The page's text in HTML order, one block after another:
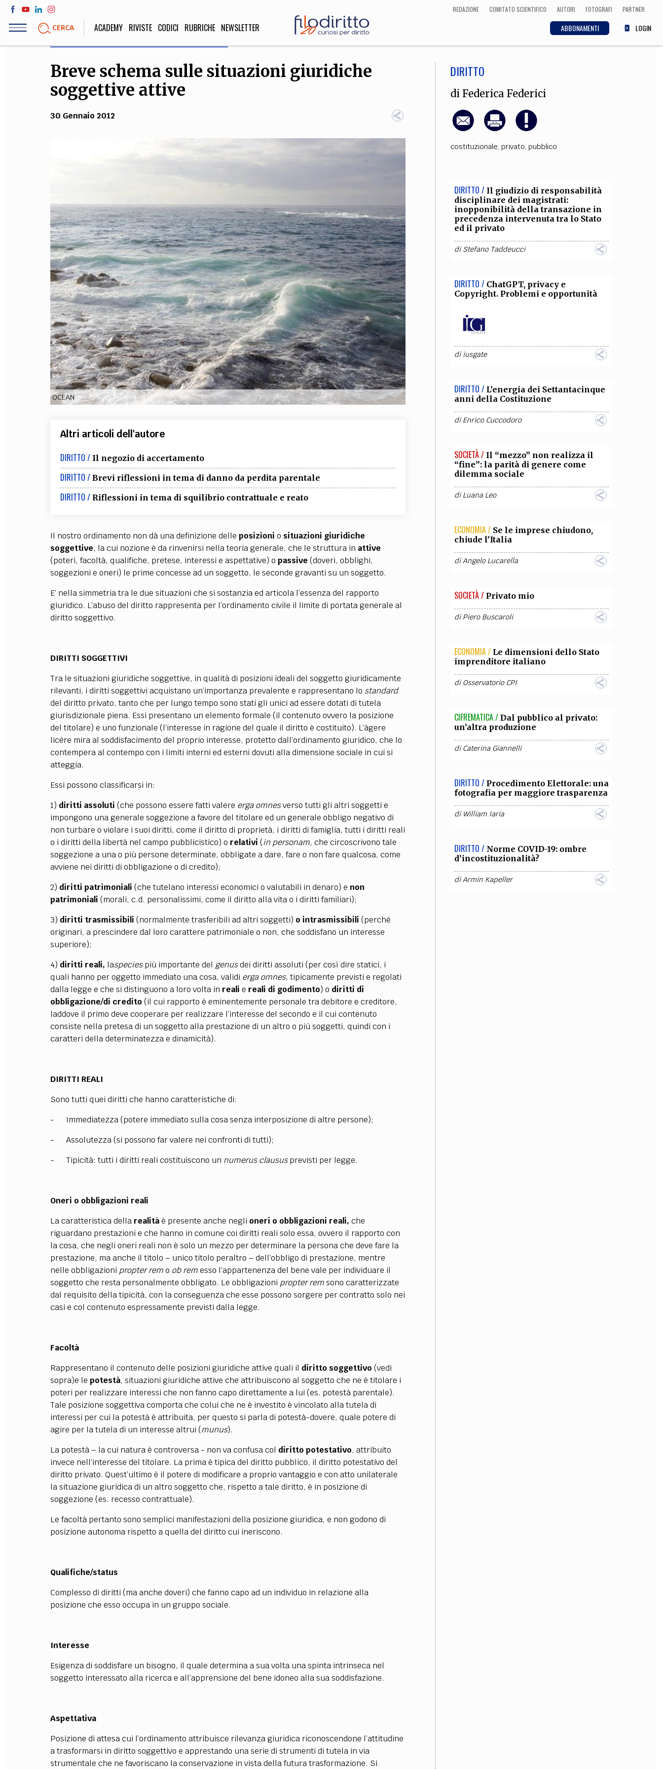
Salta
contenuto
REDAZIONE COMITATO SCIENTIFICO AUTORI FOTOGRAFI PARTNER
CERCA ABBONAMENTI LOGIN
ACADEMY RIVISTE CODICI RUBRICHE NEWSLETTER
LIFE STYLE
Sport, Cucina, Viaggi,
SOCIETÀ
Politica, Attualità,
ECONOMIA
STORIA E FILOSOFIA INNOVAZIONE
Arte, Cinema, Musica,
TEAM
FILODIRITTO REDAZIONE COMITATO SCIENTIFICO AUTORI CURATORI FOTOGRAFI COLLABORA CON NOI
EXTRA
CODICI RUBRICHE LIBRI PROCEEDINGS PUBBLICITÀ CONTATTI
SOCIAL MEDIA
Breve schema sulle situazioni giuridiche
soggettive attive
30 Gennaio 2012
OCEAN
Altri articoli dell'autore
DIRITTO / Il negozio di accertamento
DIRITTO / Brevi riflessioni in tema di danno da perdita parentale
DIRITTO / Riflessioni in tema di squilibrio contrattuale e reato
Il nostro ordinamento non dà una definizione delle posizioni o situazioni giuridiche
soggettive, la cui nozione è da rinvenirsi nella teoria generale, che le struttura in attive
(poteri, facoltà, qualifiche, pretese, interessi e aspettative) o passive (doveri, obblighi,
soggezioni e oneri) le prime concesse ad un soggetto, le seconde gravanti su un soggetto.
E’ nella simmetria tra le due situazioni che si sostanzia ed articola l’essenza del rapporto
giuridico. L’abuso del diritto rappresenta per l’ordinamento civile il limite di portata generale al
diritto soggettivo.
DIRITTI SOGGETTIVI
Tra le situazioni giuridiche soggettive, in qualità di posizioni ideali del soggetto giuridicamente
rilevanti, i diritti soggettivi acquistano un’importanza prevalente e rappresentano lo standard
del diritto privato, tanto che per lungo tempo sono stati gli unici ad essere dotati di tutela
giurisdizionale piena. Essi presentano un elemento formale (il contenuto ovvero la posizione
del titolare) e uno funzionale (l’interesse in ragione del quale il diritto è costituito). L’àgere
licére mira al soddisfacimento del proprio interesse, protetto dall’ordinamento giuridico, che lo
contempera al contempo con i limiti interni ed esterni dovuti alla dimensione sociale in cui si
atteggia.
Essi possono classificarsi in:
1) diritti assoluti (che possono essere fatti valere erga omnesverso tutti gli altri soggetti e
impongono una generale soggezione a favore del titolare ed un generale obbligo negativo di
non turbare o violare i suoi diritti, come il diritto di proprietà, i diritti di famiglia, tutti i diritti reali
o i diritti della libertà nel campo pubblicistico) o relativi (in personam, che circoscrivono tale
soggezione a una o più persone determinate, obbligate a dare, fare o non fare qualcosa, come
avviene nei diritti di obbligazione o di credito);
2) diritti patrimoniali (che tutelano interessi economici o valutabili in denaro) e non
patrimoniali (morali, c.d. personalissimi, come il diritto alla vita o i diritti familiari);
3) diritti trasmissibili (normalmente trasferibili ad altri soggetti) o intrasmissibili (perché
originari, a prescindere dal loro carattere patrimoniale o non, che soddisfano un interesse
superiore);
4) diritti reali, laspeciespiù importante del genusdei diritti assoluti (per così dire statici, i
quali hanno per oggetto immediato una cosa, validi erga omnes, tipicamente previsti e regolati
dalla legge e che si distinguono a loro volta in reali e reali di godimento) o diritti di
obbligazione/di credito (il cui rapporto è eminentemente personale tra debitore e creditore,
laddove il primo deve cooperare per realizzare l’interesse del secondo e il cui contenuto
consiste nella pretesa di un soggetto alla prestazione di un altro o più soggetti, quindi con i
caratteri della determinatezza e dinamicità).
DIRITTI REALI
Sono tutti quei diritti che hanno caratteristiche di:
- Immediatezza (potere immediato sulla cosa senza interposizione di altre persone);
- Assolutezza (si possono far valere nei confronti di tutti);
- Tipicità: tutti i diritti reali costituiscono un numerus claususprevisti per legge.
Oneri o obbligazioni reali
La caratteristica della realitàè presente anche negli oneri o obbligazioni reali, che
riguardano prestazioni e che hanno in comune coi diritti reali solo essa, ovvero il rapporto con
la cosa, che negli oneri reali non è solo un mezzo per determinare la persona che deve fare la
prestazione, ma anche il titolo – unico titolo peraltro – dell’obbligo di prestazione, mentre
nelle obbligazioni propter remo ob remesso l’appartenenza del bene vale per individuare il
soggetto che resta personalmente obbligato. Le obbligazioni propter remsono caratterizzate
dal requisito della tipicità, con la conseguenza che esse possono sorgere per contratto solo nei
casi e col contenuto espressamente previsti dalla legge.
Facoltà
Rappresentano il contenuto delle posizioni giuridiche attive quali il diritto soggettivo (vedi
sopra)e le potestà, situazioni giuridiche attive che attribuiscono al soggetto che ne è titolare i
poteri per realizzare interessi che non fanno capo direttamente a lui (es. potestà parentale).
Tale posizione soggettiva comporta che colui che ne è investito è vincolato alla tutela di
interessi per cui la potestà è attribuita, per questo si parla di potestà-dovere, quale potere di
agire per la tutela di un interesse altrui (munus).
La potestà – la cui natura è controversa - non va confusa col diritto potestativo, attribuito
invece nell’interesse del titolare. La prima è tipica del diritto pubblico, il diritto potestativo del
diritto privato. Quest’ultimo è il potere di modificare a proprio vantaggio e con atto unilaterale
la situazione giuridica di un altro soggetto che, rispetto a tale diritto, è in posizione di
soggezione (es. recesso contrattuale).
Le facoltà pertanto sono semplici manifestazioni della posizione giuridica, e non godono di
posizione autonoma rispetto a quella del diritto cui ineriscono.
Qualifiche/status
Complesso di diritti (ma anche doveri) che fanno capo ad un individuo in relazione alla
posizione che esso occupa in un gruppo sociale.
Interesse
Esigenza di soddisfare un bisogno, il quale determina a sua volta una spinta intrinseca nel
soggetto interessato alla ricerca e all’apprensione del bene idoneo alla sua soddisfazione.
Aspettativa
Posizione di attesa cui l’ordinamento attribuisce rilevanza giuridica riconoscendone l’attitudine
a trasformarsi in diritto soggettivo e apprestando una serie di strumenti di tutela in via
strumentale che ne favoriscano la conservazione in vista della futura trasformazione. Si
DIRITTO
di Federica Federici
costituzionale, privato, pubblico
DIRITTO / Il giudizio di responsabilità
disciplinare dei magistrati:
inopponibilità della transazione in
precedenza intervenuta tra lo Stato
ed il privato
diStefano Taddeucci
DIRITTO / ChatGPT, privacy e
Copyright. Problemi e opportunità
diiusgate
DIRITTO / L’energia dei Settantacinque
anni della Costituzione
diEnrico Cuccodoro
SOCIETÀ / Il “mezzo” non realizza il
“fine”: la parità di genere come
dilemma sociale
diLuana Leo
ECONOMIA / Se le imprese chiudono,
chiude l’Italia
diAngelo Lucarella
SOCIETÀ / Privato mio
diPiero Buscaroli
ECONOMIA / Le dimensioni dello Stato
imprenditore italiano
diOsservatorio CPI
CIFREMATICA / Dal pubblico al privato:
un’altra produzione
diCaterina Giannelli
DIRITTO / Procedimento Elettorale: una
fotografia per maggiore trasparenza
di William Iaria
DIRITTO / Norme COVID-19: ombre
d’incostituzionalità?
diArmin Kapeller